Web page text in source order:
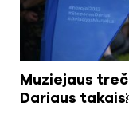
Muziejaus
Dariaus